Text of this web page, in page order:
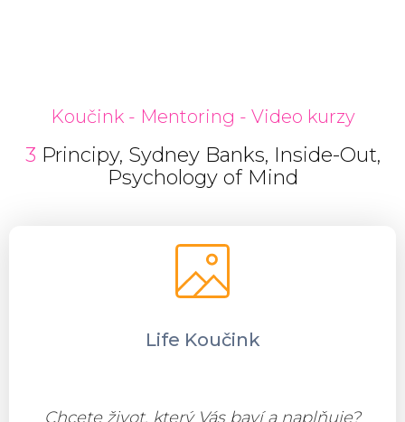
Koučink - Mentoring - Video kurzy
3 Principy, Sydney Banks, Inside-Out,
Psychology of Mind
Life Koučink
Chcete život, který Vás baví a naplňuje?